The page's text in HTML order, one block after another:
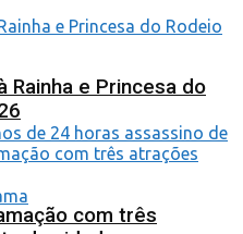
Rainha e Princesa do
com três